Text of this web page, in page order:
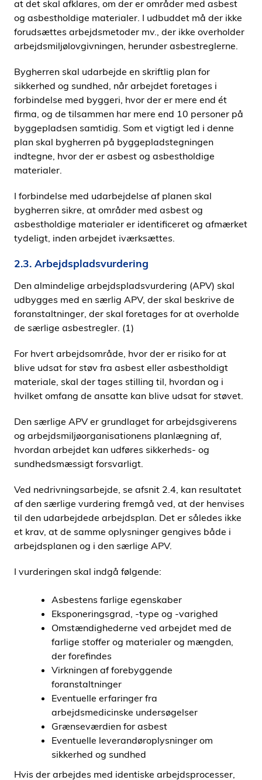
at det skal afklares, om der er områder med asbest
og asbestholdige materialer. I udbuddet må der ikke
forudsættes arbejdsmetoder mv., der ikke overholder
arbejdsmiljølovgivningen, herunder asbestreglerne.
Bygherren skal udarbejde en skriftlig plan for
sikkerhed og sundhed, når arbejdet foretages i
forbindelse med byggeri, hvor der er mere end ét
firma, og de tilsammen har mere end 10 personer på
byggepladsen samtidig. Som et vigtigt led i denne
plan skal bygherren på byggepladstegningen
indtegne, hvor der er asbest og asbestholdige
materialer.
I forbindelse med udarbejdelse af planen skal
bygherren sikre, at områder med asbest og
asbestholdige materialer er identificeret og afmærket
tydeligt, inden arbejdet iværksættes.
2.3. Arbejdspladsvurdering
Den almindelige arbejdspladsvurdering (APV) skal
udbygges med en særlig APV, der skal beskrive de
foranstaltninger, der skal foretages for at overholde
de særlige asbestregler. (1)
For hvert arbejdsområde, hvor der er risiko for at
blive udsat for støv fra asbest eller asbestholdigt
materiale, skal der tages stilling til, hvordan og i
hvilket omfang de ansatte kan blive udsat for støvet.
Den særlige APV er grundlaget for arbejdsgiverens
og arbejdsmiljøorganisationens planlægning af,
hvordan arbejdet kan udføres sikkerheds- og
sundhedsmæssigt forsvarligt.
Ved nedrivningsarbejde, se afsnit 2.4, kan resultatet
af den særlige vurdering fremgå ved, at der henvises
til den udarbejdede arbejdsplan. Det er således ikke
et krav, at de samme oplysninger gengives både i
arbejdsplanen og i den særlige APV.
I vurderingen skal indgå følgende:
Asbestens farlige egenskaber
Eksponeringsgrad, -type og -varighed
Omstændighederne ved arbejdet med de
farlige stoffer og materialer og mængden,
der forefindes
Virkningen af forebyggende
foranstaltninger
Eventuelle erfaringer fra
arbejdsmedicinske undersøgelser
Grænseværdien for asbest
Eventuelle leverandøroplysninger om
sikkerhed og sundhed
Hvis der arbejdes med identiske arbejdsprocesser,